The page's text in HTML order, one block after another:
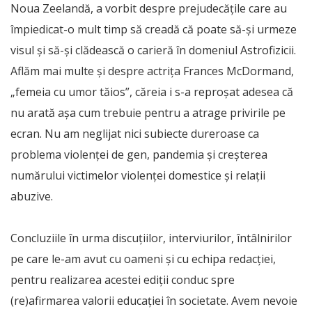
Noua Zeelandă, a vorbit despre prejudecățile care au
împiedicat-o mult timp să creadă că poate să-și urmeze
visul și să-și clădească o carieră în domeniul Astrofizicii.
Aflăm mai multe și despre actrița Frances McDormand,
„femeia cu umor tăios”, căreia i s-a reproșat adesea că
nu arată așa cum trebuie pentru a atrage privirile pe
ecran. Nu am neglijat nici subiecte dureroase ca
problema violenței de gen, pandemia și creșterea
numărului victimelor violenței domestice și relații
abuzive.
Concluziile în urma discuțiilor, interviurilor, întâlnirilor
pe care le-am avut cu oameni și cu echipa redacției,
pentru realizarea acestei ediții conduc spre
(re)afirmarea valorii educației în societate. Avem nevoie